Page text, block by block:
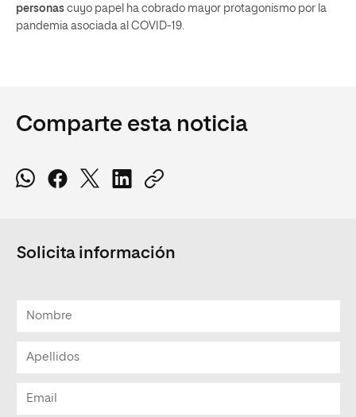
personas cuyo papel ha cobrado mayor protagonismo por la
pandemia asociada al COVID-19.
Comparte esta noticia
Solicita información